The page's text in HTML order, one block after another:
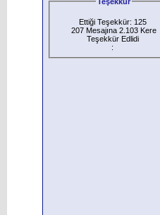
Ettiği Teşekkür: 125
207 Mesajına 2.103 Kere
Teşekkür Edlidi
: